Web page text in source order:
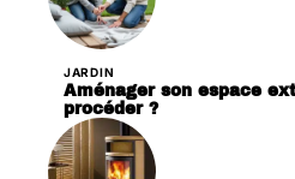
JARDIN
Aménager son espace
procéder ?